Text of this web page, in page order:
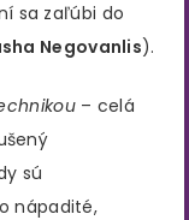
sa zaľúbi do
Negovanlis).
– celá
sú
nápadité,